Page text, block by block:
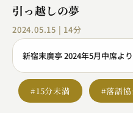
引っ越しの夢
2024.05.15 | 14分
新宿末廣亭 2024年5月中席より
#15分未満 #落語